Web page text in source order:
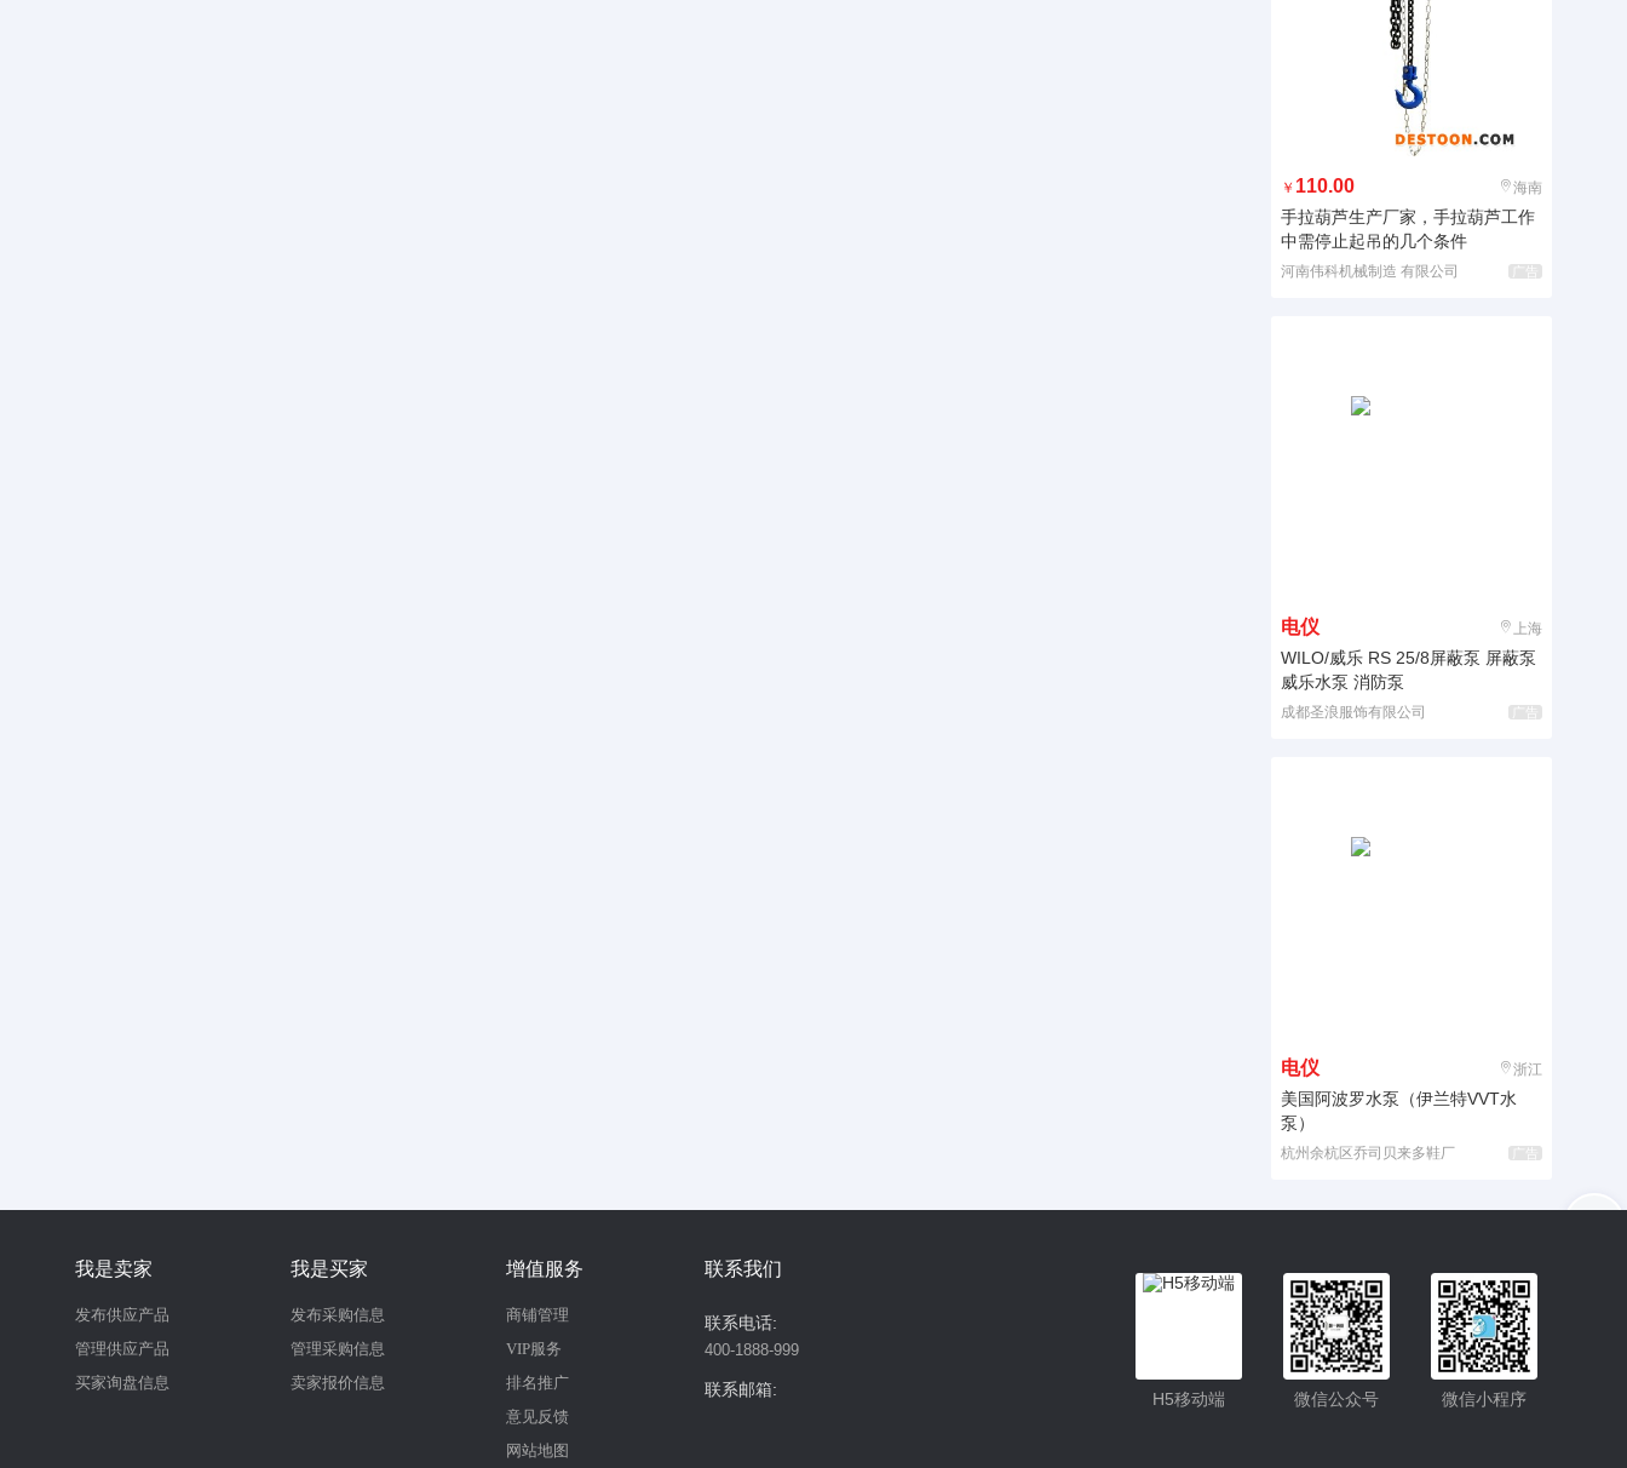
￥ 110.00 海南
手拉葫芦生产厂家，手拉葫芦工作
中需停止起吊的几个条件
河南伟科机械制造 有限公司 广告
电仪 上海
WILO/威乐 RS 25/8屏蔽泵 屏蔽泵
威乐水泵 消防泵
成都圣浪服饰有限公司 广告
电仪 浙江
美国阿波罗水泵（伊兰特VVT水
泵）
杭州余杭区乔司贝来多鞋厂 广告
我是卖家
发布供应产品
管理供应产品
买家询盘信息
我是买家
发布采购信息
管理采购信息
卖家报价信息
增值服务
商铺管理
VIP服务
排名推广
意见反馈
网站地图
联系我们
联系电话:
400-1888-999
联系邮箱: 微信小程序
微信公众号
H5移动端